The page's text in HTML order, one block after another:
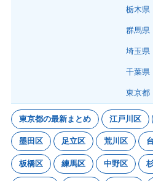
栃木県
群馬県
埼玉県
千葉県
東京都
東京都の最新まとめ 江戸川区
墨田区 足立区 荒川区
板橋区 練馬区 中野区